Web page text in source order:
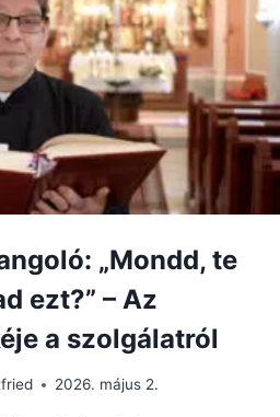
„Mondd, te
ezt?” – Az
a szolgálatról
2026. május 2.